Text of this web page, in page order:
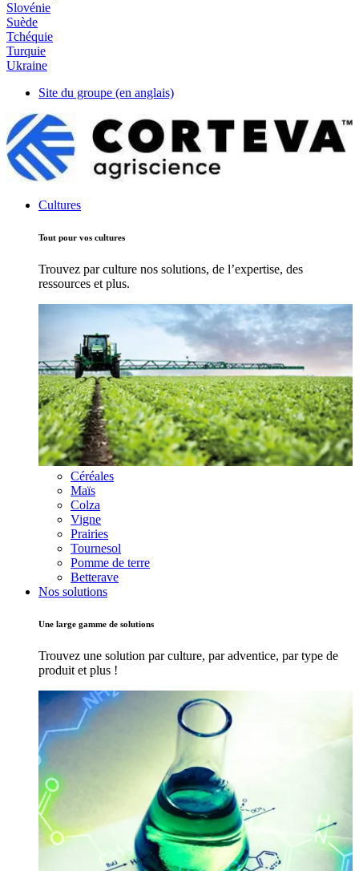
Slovénie
Suède
Tchéquie
Turquie
Ukraine
Site du groupe (en anglais)
Cultures
Tout pour vos cultures
Trouvez par culture nos solutions, de l’expertise, des
ressources et plus.
Céréales
Maïs
Colza
Vigne
Prairies
Tournesol
Pomme de terre
Betterave
Nos solutions
Une large gamme de solutions
Trouvez une solution par culture, par adventice, par type de
produit et plus !